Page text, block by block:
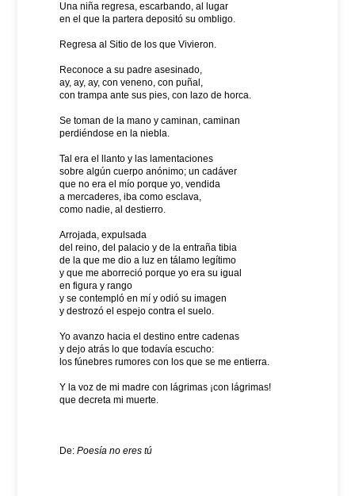
Una niña regresa, escarbando, al lugar
en el que la partera depositó su ombligo.
Regresa al Sitio de los que Vivieron.
Reconoce a su padre asesinado,
ay, ay, ay, con veneno, con puñal,
con trampa ante sus pies, con lazo de horca.
Se toman de la mano y caminan, caminan
perdiéndose en la niebla.
Tal era el llanto y las lamentaciones
sobre algún cuerpo anónimo; un cadáver
que no era el mío porque yo, vendida
a mercaderes, iba como esclava,
como nadie, al destierro.
Arrojada, expulsada
del reino, del palacio y de la entraña tibia
de la que me dio a luz en tálamo legítimo
y que me aborreció porque yo era su igual
en figura y rango
y se contempló en mí y odió su imagen
y destrozó el espejo contra el suelo.
Yo avanzo hacia el destino entre cadenas
y dejo atrás lo que todavía escucho:
los fúnebres rumores con los que se me entierra.
Y la voz de mi madre con lágrimas ¡con lágrimas!
que decreta mi muerte.
De: Poesía no eres tú